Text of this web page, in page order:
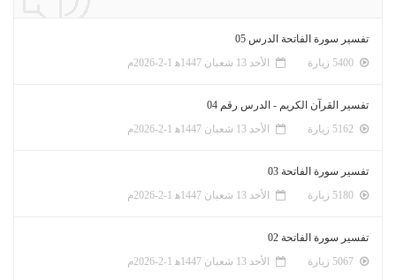
تفسير سورة الفاتحة الدرس 05
الأحد 13 شعبان 1447ﻫ 1-2-2026م
تفسير القرآن الكريم - الدرس رقم 04
الأحد 13 شعبان 1447ﻫ 1-2-2026م
تفسير سورة الفاتحة 03
الأحد 13 شعبان 1447ﻫ 1-2-2026م
تفسير سورة الفاتحة 02
الأحد 13 شعبان 1447ﻫ 1-2-2026م